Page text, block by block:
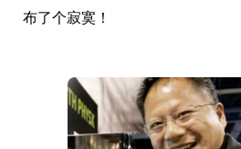
布了个寂寞！